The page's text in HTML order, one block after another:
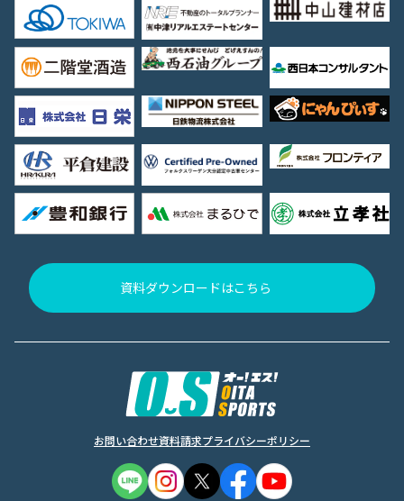
資料ダウンロードはこちら
お問い合わせ資料請求プライバシーポリシー